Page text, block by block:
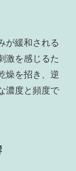
が緩和される
激を感じるた
燥を招き、逆
濃度と頻度で